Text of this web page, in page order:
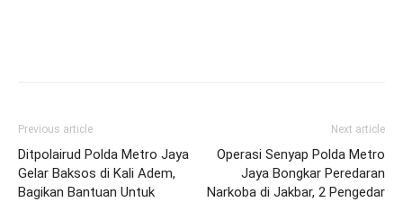
Previous article
Ditpolairud Polda Metro Jaya
Gelar Baksos di Kali Adem,
Bagikan Bantuan Untuk
Next article
Operasi Senyap Polda Metro
Jaya Bongkar Peredaran
Narkoba di Jakbar, 2 Pengedar